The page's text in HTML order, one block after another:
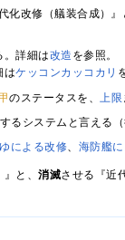
化改修（艤装合成）』
。詳細は改造 を参照。
はケッコンカッコカリ
のステータスを、 上限
るシステムと言える（
による改修、 海防艦
』と、消滅させる『近